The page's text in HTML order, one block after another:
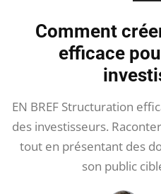
Comment
efficace
EN BREF Structuration
des investisseurs.
tout en présentant des
son public